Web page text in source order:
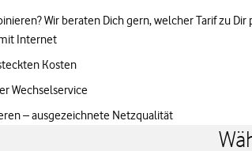
Wir beraten Dich gern, welcher Tarif zu Dir
Internet
Kosten
Wechselservice
– ausgezeichnete Netzqualität